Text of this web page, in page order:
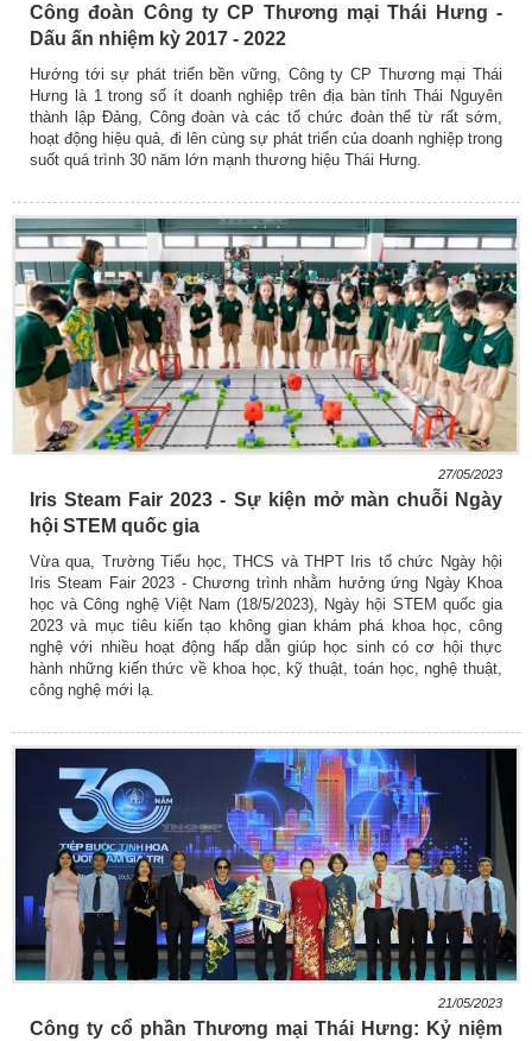
Công đoàn Công ty CP Thương mại Thái Hưng -
Dấu ấn nhiệm kỳ 2017 - 2022
Hướng tới sự phát triển bền vững, Công ty CP Thương mại Thái
Hưng là 1 trong số ít doanh nghiệp trên địa bàn tỉnh Thái Nguyên
thành lập Đảng, Công đoàn và các tổ chức đoàn thể từ rất sớm,
hoạt động hiệu quả, đi lên cùng sự phát triển của doanh nghiệp trong
suốt quá trình 30 năm lớn mạnh thương hiệu Thái Hưng.
27/05/2023
Iris Steam Fair 2023 - Sự kiện mở màn chuỗi Ngày
hội STEM quốc gia
Vừa qua, Trường Tiểu học, THCS và THPT Iris tổ chức Ngày hội
Iris Steam Fair 2023 - Chương trình nhằm hưởng ứng Ngày Khoa
học và Công nghệ Việt Nam (18/5/2023), Ngày hội STEM quốc gia
2023 và mục tiêu kiến tạo không gian khám phá khoa học, công
nghệ với nhiều hoạt động hấp dẫn giúp học sinh có cơ hội thực
hành những kiến thức về khoa học, kỹ thuật, toán học, nghệ thuật,
công nghệ mới lạ.
21/05/2023
Công ty cổ phần Thương mại Thái Hưng: Kỷ niệm